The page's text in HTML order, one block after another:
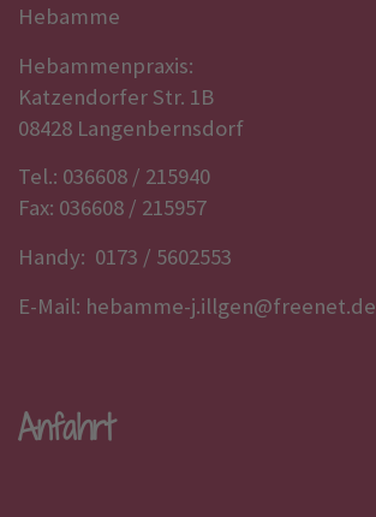
Hebamme
Hebammenpraxis:
Katzendorfer Str. 1B
08428 Langenbernsdorf
Tel.: 036608 / 215940
Fax: 036608 / 215957
Handy: 0173 / 5602553
E-Mail: hebamme-j.illgen@freenet.de
Anfahrt